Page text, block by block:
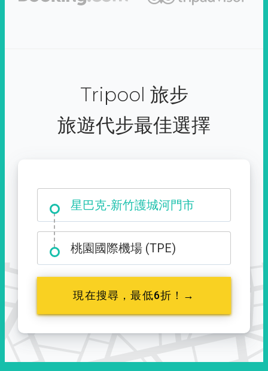
Tripool 旅步
旅遊代步最佳選擇
星巴克-新竹護城河門市
大霸尖山登山口
桃園國際機場 (TPE)
現在搜尋，最低6折！→